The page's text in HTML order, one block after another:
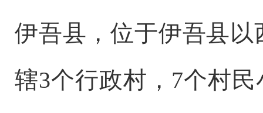
伊吾县，位于伊吾县以
辖3个行政村， 7个村民